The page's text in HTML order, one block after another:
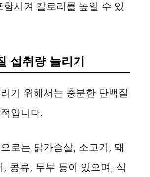
함시켜 칼로리를 높일 수 있
섭취량 늘리기
기 위해서는 충분한 단백질
입니다.
로는 닭가슴살, 소고기, 돼
, 콩류, 두부 등이 있으며, 식